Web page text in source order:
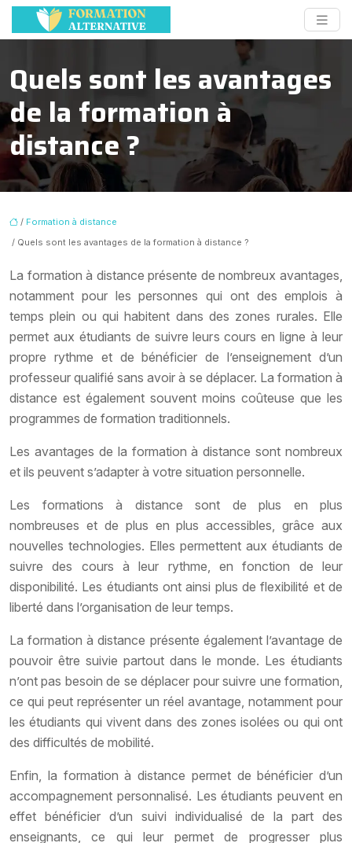
Quels sont les avantages
de la formation à
distance ?
/ Formation à distance
/ Quels sont les avantages de la formation à distance ?
La formation à distance présente de nombreux avantages,
notamment pour les personnes qui ont des emplois à
temps plein ou qui habitent dans des zones rurales. Elle
permet aux étudiants de suivre leurs cours en ligne à leur
propre rythme et de bénéficier de l’enseignement d’un
professeur qualifié sans avoir à se déplacer. La formation à
distance est également souvent moins coûteuse que les
programmes de formation traditionnels.
Les avantages de la formation à distance sont nombreux
et ils peuvent s’adapter à votre situation personnelle.
Les formations à distance sont de plus en plus
nombreuses et de plus en plus accessibles, grâce aux
nouvelles technologies. Elles permettent aux étudiants de
suivre des cours à leur rythme, en fonction de leur
disponibilité. Les étudiants ont ainsi plus de flexibilité et de
liberté dans l’organisation de leur temps.
La formation à distance présente également l’avantage de
pouvoir être suivie partout dans le monde. Les étudiants
n’ont pas besoin de se déplacer pour suivre une formation,
ce qui peut représenter un réel avantage, notamment pour
les étudiants qui vivent dans des zones isolées ou qui ont
des difficultés de mobilité.
Enfin, la formation à distance permet de bénéficier d’un
accompagnement personnalisé. Les étudiants peuvent en
effet bénéficier d’un suivi individualisé de la part des
enseignants, ce qui leur permet de progresser plus